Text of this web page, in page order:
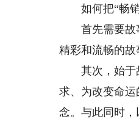
如何把“畅销”
首先需要故事
精彩和流畅的故
其次，始于故
求、为改变命
念。与此同时